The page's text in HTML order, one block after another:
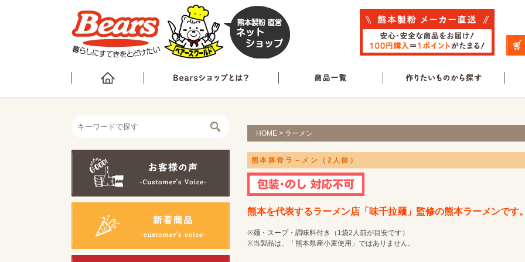
HOME > ラーメン
熊本豚骨ラ－メン（2人前）
熊本を代表するラーメン店「味千拉麺」監修の熊本ラーメンです
※麺・スープ・調味料付き（1袋2人前が目安です）
※当製品は、「熊本県産小麦使用」ではありません。